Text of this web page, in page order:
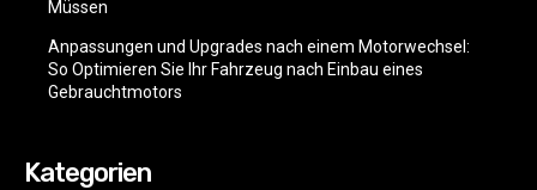
Müssen
Anpassungen und Upgrades nach einem Motorwechsel:
So Optimieren Sie Ihr Fahrzeug nach Einbau eines
Gebrauchtmotors
Kategorien